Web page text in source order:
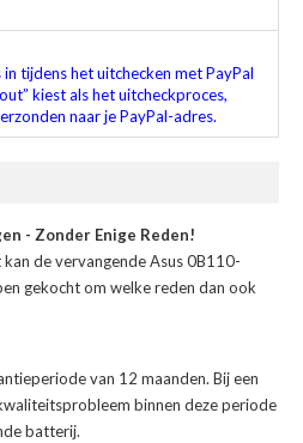
tijdens het uitchecken met PayPal
kiest als het uitcheckproces,
naar je PayPal-adres.
- Zonder Enige Reden!
kan devervangende Asus 0B110-
gekocht om welke reden dan ook
van 12 maanden. Bij een
binnen deze periode
batterij.